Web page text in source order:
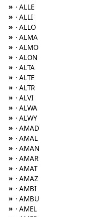
» · ALLE
» · ALLI
» · ALLO
» · ALMA
» · ALMO
» · ALON
» · ALTA
» · ALTE
» · ALTR
» · ALVI
» · ALWA
» · ALWY
» · AMAD
» · AMAL
» · AMAN
» · AMAR
» · AMAT
» · AMAZ
» · AMBI
» · AMBU
» · AMEL